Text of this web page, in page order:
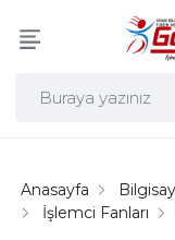
Anasayfa
İşlemci Fanları